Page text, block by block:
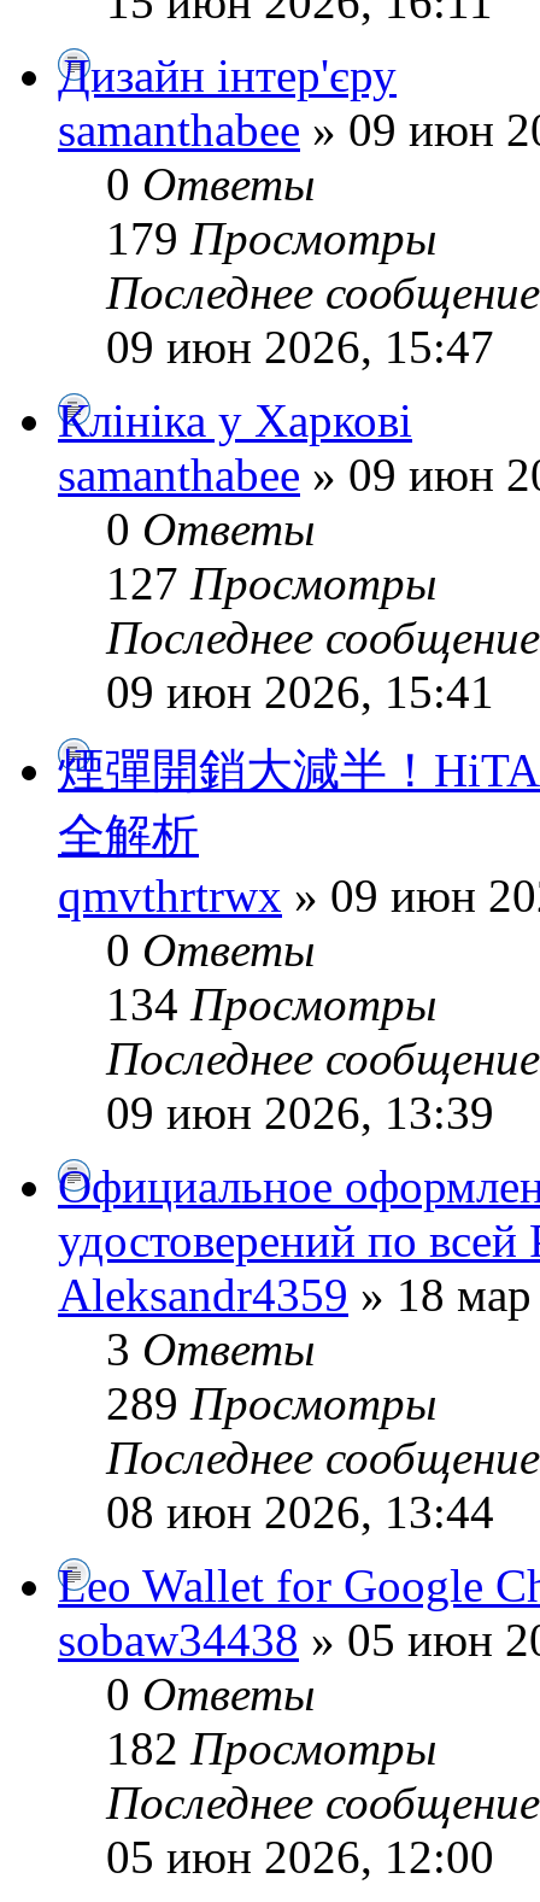
Дизайн інтер'єру
samanthabee » 09 июн
0 Ответы
179 Просмотры
Последнее
09 июн 2026, 15:47
Клініка у Харкові
samanthabee » 09 июн
0 Ответы
127 Просмотры
Последнее
09 июн 2026, 15:41
煙彈開銷大減半！
全解析
qmvthrtrwx » 09 июн
0 Ответы
134 Просмотры
Последнее
09 июн 2026, 13:39
Официальное
удостоверений по всей
Aleksandr4359 » 18
3 Ответы
289 Просмотры
Последнее
08 июн 2026, 13:44
Leo Wallet for Google
sobaw34438 » 05 июн
0 Ответы
182 Просмотры
Последнее
05 июн 2026, 12:00